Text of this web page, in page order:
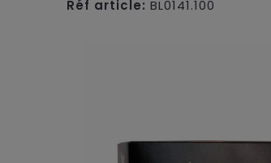
Réf article: BL0141.100